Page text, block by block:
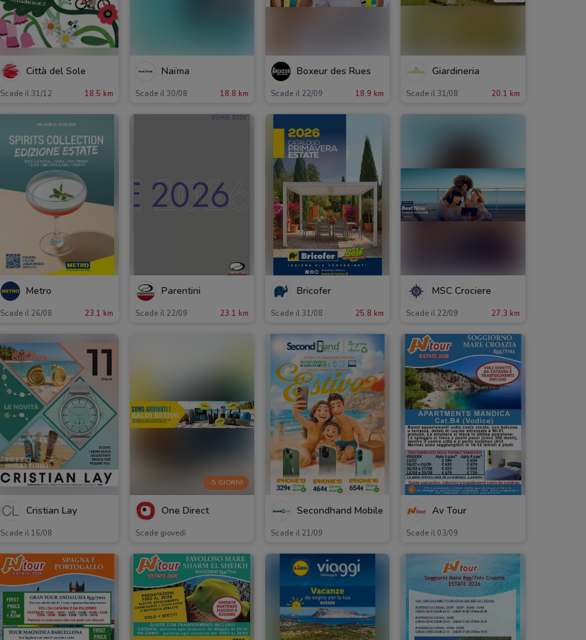
Città del Sole
Scade il 31/12 18.5 km
Naïma
Scade il 30/08 18.8 km
Boxeur des Rues
Scade il 22/09 18.9 km
Giardineria
Scade il 31/08 20.1 km
Metro
Scade il 26/08 23.1 km
Parentini
Scade il 22/09 23.1 km
Bricofer
Scade il 31/08 25.8 km
MSC Crociere
Scade il 22/09 27.3 km
Cristian Lay
Scade il 16/08
-5 GIORNI
One Direct
Scade giovedì
Secondhand Mobile
Scade il 21/09
Av Tour
Scade il 03/09